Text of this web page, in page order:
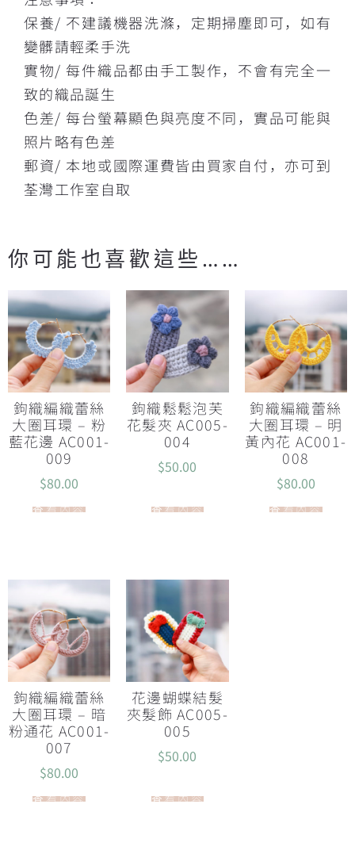
保養/ 不建議機器洗滌，定期掃塵即可，如有
變髒請輕柔手洗
實物/ 每件織品都由手工製作，不會有完全一
致的織品誕生
色差/ 每台螢幕顯色與亮度不同，實品可能與
照片略有色差
郵資/ 本地或國際運費皆由買家自付，亦可到
荃灣工作室自取
你可能也喜歡這些……
鉤織編織蕾絲
大圈耳環 – 粉
藍花邊 AC001-
009
$80.00
查看內容
鉤織鬆鬆泡芙
花髮夾 AC005-
004
$50.00
查看內容
鉤織編織蕾絲
大圈耳環 – 明
黃內花 AC001-
008
$80.00
查看內容
鉤織編織蕾絲
大圈耳環 – 暗
粉通花 AC001-
007
$80.00
查看內容
花邊蝴蝶結髮
夾髮飾 AC005-
005
$50.00
查看內容